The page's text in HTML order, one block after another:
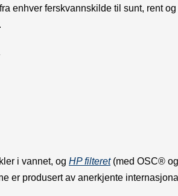
enhver ferskvannskilde til sunt, rent
i vannet, og HP filteret(med OSC®
er produsert av anerkjente